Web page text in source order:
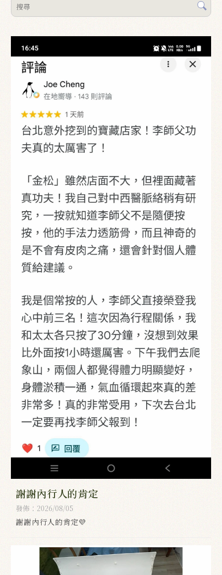
謝謝內行人的肯定
發佈：2026/08/05
謝謝內行人的肯定💜